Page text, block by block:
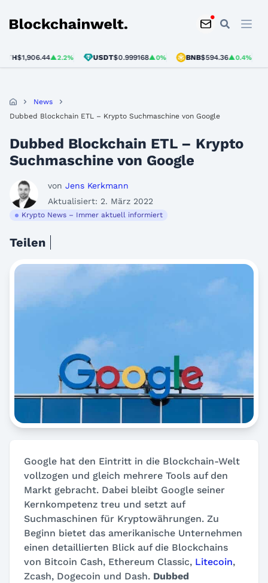
Blockchainwelt
$1,906.44▲2.2% USDT$0.999168▲0% BNB$594.36▲0.4%
News
Dubbed Blockchain ETL – Krypto Suchmaschine von Google
Dubbed Blockchain ETL – Krypto
Suchmaschine von Google
von Jens Kerkmann
Aktualisiert: 2. März 2022
Krypto News – Immer aktuell informiert
Teilen
Google hat den Eintritt in die Blockchain-Welt
vollzogen und gleich mehrere Tools auf den
Markt gebracht. Dabei bleibt Google seiner
Kernkompetenz treu und setzt auf
Suchmaschinen für Kryptowährungen. Zu
Beginn bietet das amerikanische Unternehmen
einen detaillierten Blick auf die Blockchains
von Bitcoin Cash, Ethereum Classic, Litecoin,
Zcash, Dogecoin und Dash. Dubbed